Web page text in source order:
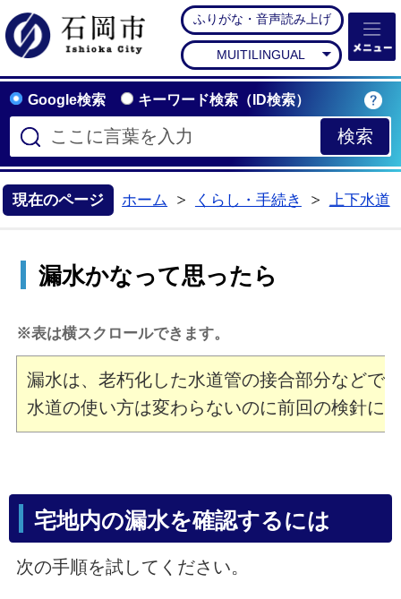
石岡市公式ホームペー
ふりがな・音声読み上げ
MUITILINGUAL
Google検索 キーワード検索（ID検索）
現在のページ ホーム
くらし・手続き
上下水道
漏水かなって思ったら
※表は横スクロールできます。
漏水は、老朽化した水道管の接合部分などで
水道の使い方は変わらないのに前回の検針に
宅地内の漏水を確認するには
次の手順を試してください。